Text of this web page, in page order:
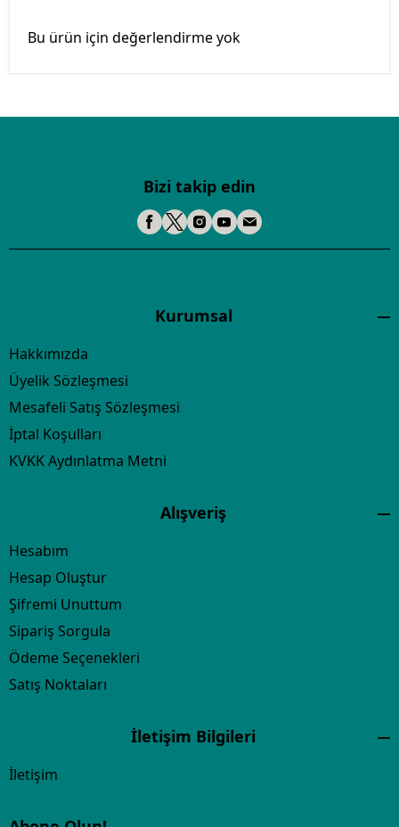
Bu ürün için değerlendirme yok
Bizi takip edin
Kurumsal
Hakkımızda
Üyelik Sözleşmesi
Mesafeli Satış Sözleşmesi
İptal Koşulları
KVKK Aydınlatma Metni
Alışveriş
Hesabım
Hesap Oluştur
Şifremi Unuttum
Sipariş Sorgula
Ödeme Seçenekleri
Satış Noktaları
İletişim Bilgileri
İletişim